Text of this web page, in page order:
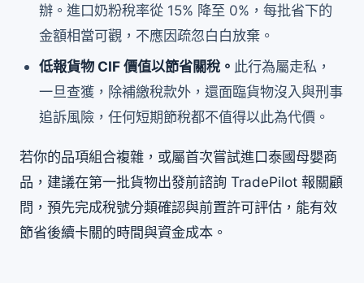
辦。進口奶粉稅率從 15% 降至 0%，每批省下的
金額相當可觀，不應因疏忽白白放棄。
低報貨物 CIF 價值以節省關稅。 此行為屬走私，
一旦查獲，除補繳稅款外，還面臨貨物沒入與刑事
追訴風險，任何短期節稅都不值得以此為代價。
若你的品項組合複雜，或屬首次嘗試進口泰國母嬰商
品，建議在第一批貨物出發前諮詢 TradePilot 報關顧
問，預先完成稅號分類確認與前置許可評估，能有效
節省後續卡關的時間與資金成本。